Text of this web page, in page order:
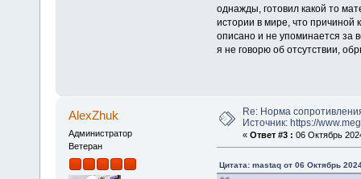
однажды, готовил какой то
истории в мире, что
описано и не упоминается за
я не говорю об отсутствии,
AlexZhuk
Администратор
Ветеран
Re: Норма
Источник: https://
« Ответ #3 : 06 Октябрь
Цитата: mastaq от 06 Октябрь